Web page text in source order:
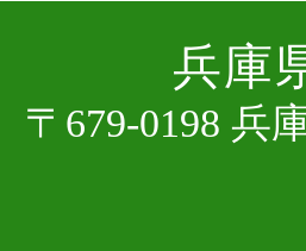
兵庫
〒679-0198